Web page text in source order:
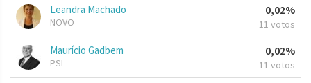
Leandra Machado
NOVO
0,02%
11 votos
Maurício Gadbem
PSL
0,02%
11 votos